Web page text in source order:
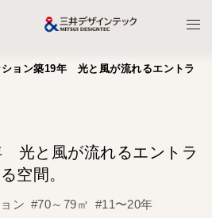
ション築19年 光と風が流れるエントラ
光と風が流れるエントラ
空間。
ン #70～79㎡ #11〜20年